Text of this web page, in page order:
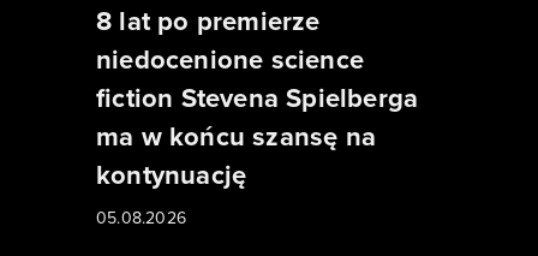
8 lat po premierze
niedocenione science
fiction Stevena Spielberga
ma w końcu szansę na
kontynuację
05.08.2026